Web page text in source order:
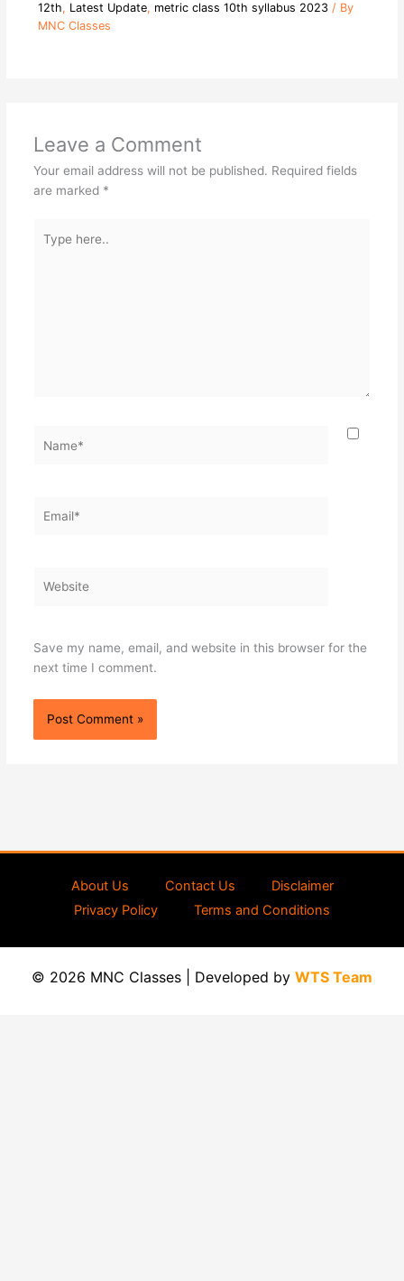
12th, Latest Update, metric class 10th syllabus 2023/ By
MNC Classes
Leave a Comment
Your email address will not be published. Required fields
are marked *
here..
Save my name, email, and website in this browser for the
next time I comment.
About Us Contact Us
Disclaimer
Privacy Policy
Terms and Conditions
© 2026 MNC Classes | Developed by WTS Team